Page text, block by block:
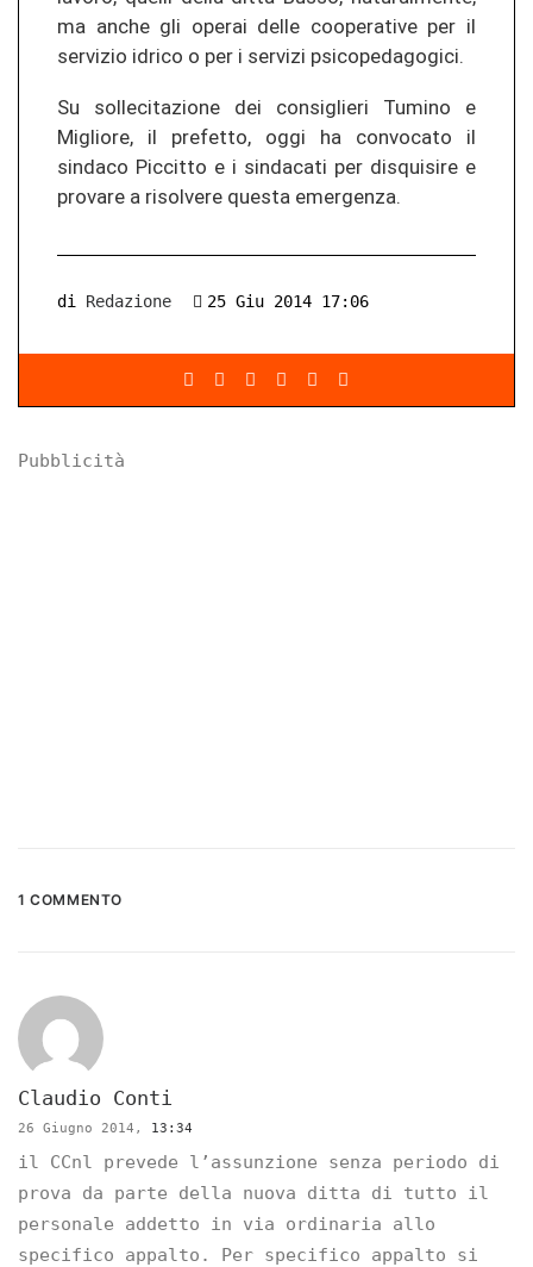
ma anche gli operai delle cooperative per il
servizio idrico o per i servizi psicopedagogici.
Su sollecitazione dei consiglieri Tumino e
Migliore, il prefetto, oggi ha convocato il
sindaco Piccitto e i sindacati per disquisire e
provare a risolvere questa emergenza.
di Redazione 25 Giu 2014 17:06
Pubblicità
1 COMMENTO
Claudio Conti
26 Giugno 2014, 13:34
il CCnl prevede l’assunzione senza periodo di
prova da parte della nuova ditta di tutto il
personale addetto in via ordinaria allo
specifico appalto. Per specifico appalto si